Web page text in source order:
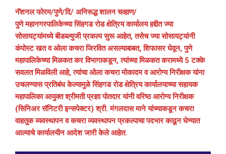
नॅशनल फोरम/पुणे/दि/ अनिरूद्ध शालन चव्हाण/
पुणे महानगरपालिकेच्या सिंहगड रोड क्षेत्रिय कार्यालय हद्दीत ज्या
सोसायट्यांमध्ये बीडब्ल्युजी प्रकल्प सुरू आहेत, तसेच ज्या सोसायट्यांनी
कंपोस्ट खत व ओला कचरा जिरवित असल्याबाबत, शिफासर घेवून, पुणे
महापालिकेच्या मिळकत कर विभागाकडून, त्यांच्या मिळकत करामध्ये 5 टक्के
सवलत मिळविली आहे, त्यांचा ओला कचरा मोकादम व आरोग्य निरीक्षक यांना
उचलण्यास प्रतिबंध केल्यामुळे सिंहगड रोड क्षेत्रिय कार्यालयाच्या सहायक
महापालिका आयुक्त श्रीमती प्रज्ञा पोतदार यांनी वरिष्ठ आरोग्य निरीक्षक
(सिनिअर सॅनिटरी इन्सपेक्टर) श्री. मंगलदास माने यांच्याकडून कचरा
वाहतुक व्यवस्थापन व कचरा व्यवस्थापन प्रकल्पाचा पदभार काढून घेण्यात
आल्याचे कार्यालयीन आदेश जारी केले आहेत.